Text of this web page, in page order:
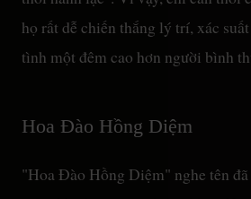
họ rất dễ chiến thắng lý trí, xác
tình một đêm cao hơn người bình
Hoa Đào Hồng Diệm
"Hoa Đào Hồng Diệm" nghe tên